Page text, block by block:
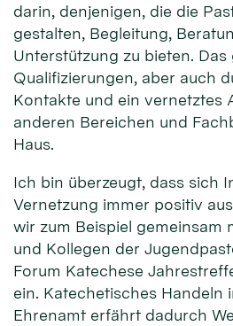
darin, denjenigen, die die
gestalten, Begleitung,
Unterstützung zu bieten.
Qualifizierungen, aber auch
Kontakte und ein vernetztes
anderen Bereichen und
Haus.
Ich bin überzeugt, dass sich
Vernetzung immer positiv
wir zum Beispiel gemeinsam
und Kollegen der
Forum Katechese
ein. Katechetisches Handeln
Ehrenamt erfährt dadurch